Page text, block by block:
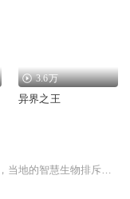
3.6万
异界之王